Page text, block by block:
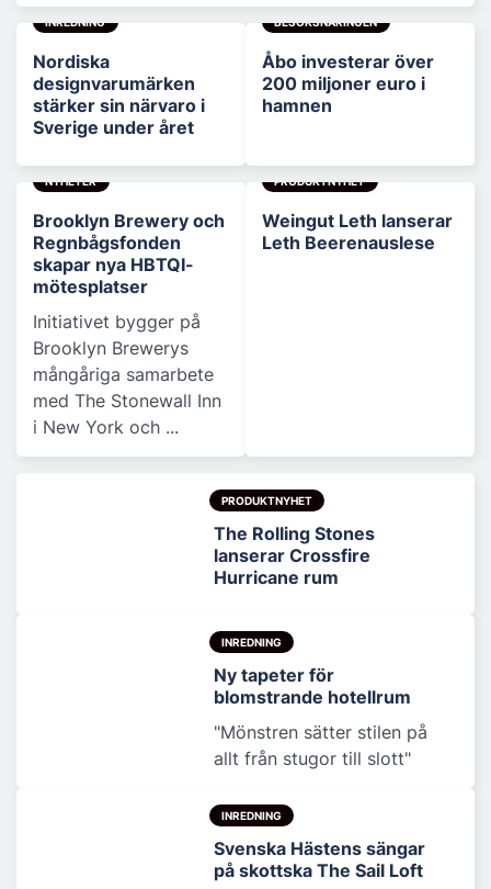
INREDNING
Nordiska
designvarumärken
stärker sin närvaro i
Sverige under året
BESÖKSNÄRINGEN
Åbo investerar över
200 miljoner euro i
hamnen
NYHETER
Brooklyn Brewery och
Regnbågsfonden
skapar nya HBTQI-
mötesplatser
Initiativet bygger på
Brooklyn Brewerys
mångåriga samarbete
med The Stonewall Inn
i New York och ...
PRODUKTNYHET
Weingut Leth lanserar
Leth Beerenauslese
PRODUKTNYHET
The Rolling Stones
lanserar Crossfire
Hurricane rum
INREDNING
Ny tapeter för
blomstrande hotellrum
"Mönstren sätter stilen på
allt från stugor till slott"
INREDNING
Svenska Hästens sängar
på skottska The Sail Loft